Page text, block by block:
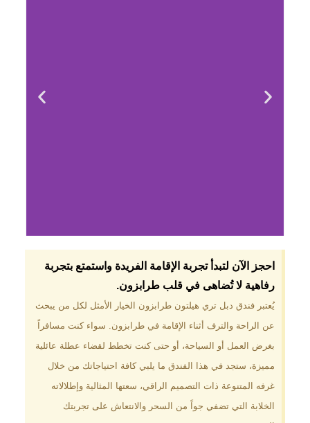
لماذا تختار فندق دبل
تري هيلتون
طرابزون؟
موقع مميز في قلب طرابزون بالقرب
من أهم المعالم السياحية. إطلالات
الخضراء. مرافق متكاملة تشمل
مسبحًا داخليًا، سبا، صالة ألعاب
رياضية، ومطاعم عالمية.
احجز الآن لتبدأ تجربة الإقامة الفريدة واستمتع بتجربة
رفاهية لا تُضاهى في قلب طرابزون.​
يُعتبر فندق دبل تري هيلتون طرابزون الخيار الأمثل لكل من يبحث
عن الراحة والترف أثناء الإقامة في طرابزون. سواء كنت مسافراً
بغرض العمل أو السياحة، أو حتى كنت تخطط لقضاء عطلة عائلية
مميزة، ستجد في هذا الفندق ما يلبي كافة احتياجاتك من خلال
غرفه المتنوعة ذات التصميم الراقي، سعتها المثالية وإطلالاته
الخلابة التي تضفي جواً من السحر والانتعاش على تجربتك